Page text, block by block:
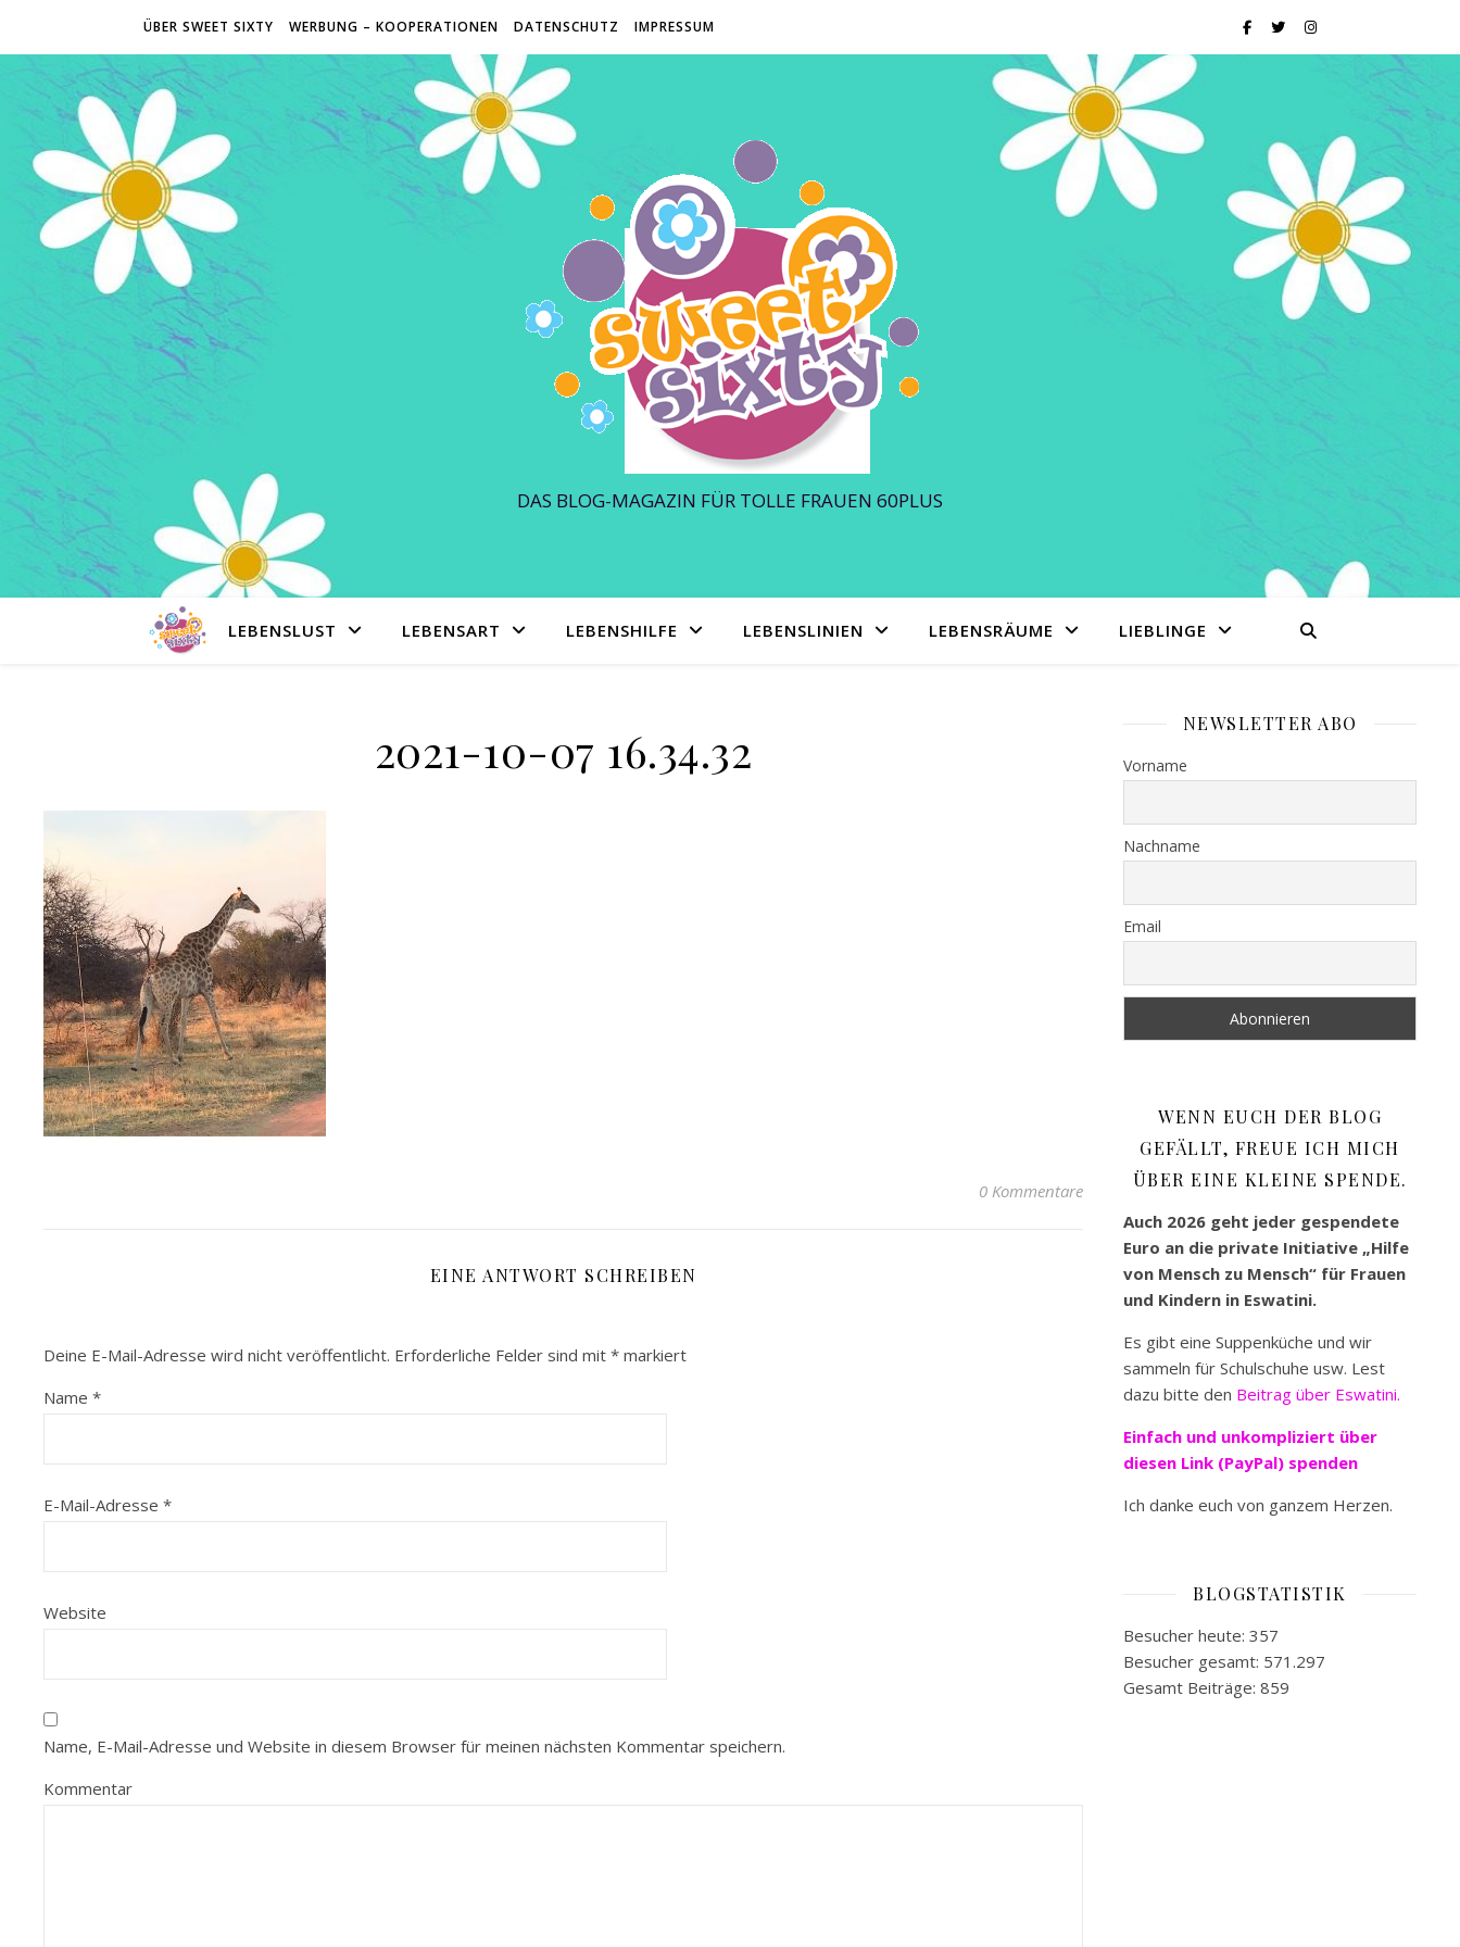
ÜBER SWEET SIXTY WERBUNG – KOOPERATIONEN DATENSCHUTZ IMPRESSUM
DAS BLOG-MAGAZIN FÜR TOLLE FRAUEN 60PLUS
LEBENSLUST LEBENSART LEBENSHILFE LEBENSLINIEN LEBENSRÄUME LIEBLINGE
2021-10-07 16.34.32
0 Kommentare
EINE ANTWORT SCHREIBEN
Deine E-Mail-Adresse wird nicht veröffentlicht. Erforderliche Felder sind mit * markiert
Name *
E-Mail-Adresse *
Website
Name, E-Mail-Adresse und Website in diesem Browser für meinen nächsten Kommentar speichern.
Kommentar
NEWSLETTER ABO
Vorname
Nachname
Email
WENN EUCH DER BLOG
GEFÄLLT, FREUE ICH MICH
ÜBER EINE KLEINE SPENDE.
Auch 2026 geht jeder gespendete
Euro an die private Initiative „Hilfe
von Mensch zu Mensch“ für Frauen
und Kindern in Eswatini.
Es gibt eine Suppenküche und wir
sammeln für Schulschuhe usw. Lest
dazu bitte den Beitrag über Eswatini.
Einfach und unkompliziert über
diesen Link (PayPal) spenden
Ich danke euch von ganzem Herzen.
BLOGSTATISTIK
Besucher heute: 357
Besucher gesamt: 571.297
Gesamt Beiträge: 859